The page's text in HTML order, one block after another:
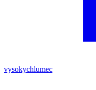
vysokychlumec